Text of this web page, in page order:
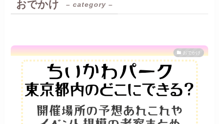
おでかけ – category –
おでかけ